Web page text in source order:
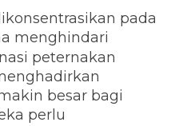
pada
menghindari
peternakan
besar bagi
perlu